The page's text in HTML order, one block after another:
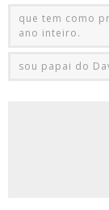
que tem como
ano inteiro.
sou papai do